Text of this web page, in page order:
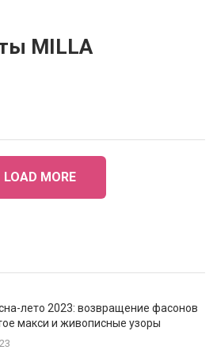
MILLA
LOAD MORE
лето 2023: возвращение фасонов
макси и живописные узоры